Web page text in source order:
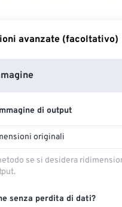
Da Google Drive
avanzate (facoltativo)
di output
originali
se si desidera
senza perdita di dati?